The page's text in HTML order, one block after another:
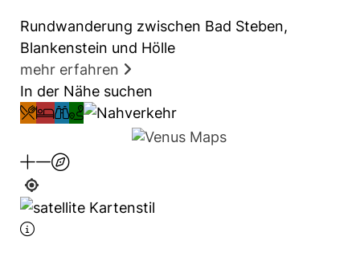
Untergrund ab. Dies zeigt sich im Raum Bad
Steben, denn hier kommen im Schiefergebirge
neben Meeresablagerungen viele
Vulkangesteinsmassive vor. Das Diabasgestein
- ein Basalt aus dem Erdaltertum - begünstigt
eine spezielle Flora und wirkt sich damit auch
auf die Fauna aus. Dies wird besonders im
Naturschutzgebiet Höllental deutlich, das im
Biotopverbund mit dem Grünen Band am
nördlichen Talausgang ein Natura-2000-
Rundwanderung zwischen Bad Steben,
Blankenstein und Hölle
mehr erfahren
In der Nähe suchen